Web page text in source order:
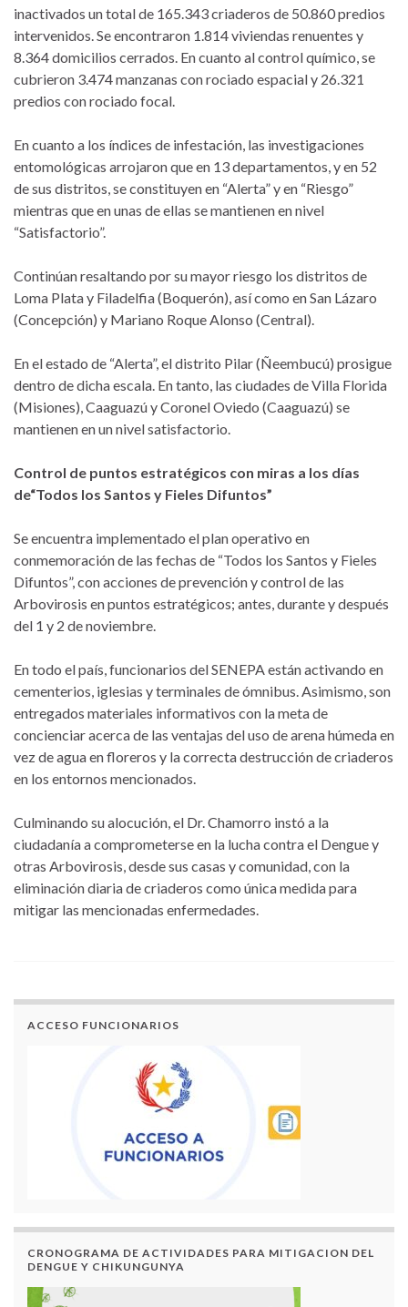
inactivados un total de 165.343 criaderos de 50.860 predios
intervenidos. Se encontraron 1.814 viviendas renuentes y
8.364 domicilios cerrados. En cuanto al control químico, se
cubrieron 3.474 manzanas con rociado espacial y 26.321
predios con rociado focal.
En cuanto a los índices de infestación, las investigaciones
entomológicas arrojaron que en 13 departamentos, y en 52
de sus distritos, se constituyen en “Alerta” y en “Riesgo”
mientras que en unas de ellas se mantienen en nivel
“Satisfactorio”.
Continúan resaltando por su mayor riesgo los distritos de
Loma Plata y Filadelfia (Boquerón), así como en San Lázaro
(Concepción) y Mariano Roque Alonso (Central).
En el estado de “Alerta”, el distrito Pilar (Ñeembucú) prosigue
dentro de dicha escala. En tanto, las ciudades de Villa Florida
(Misiones), Caaguazú y Coronel Oviedo (Caaguazú) se
mantienen en un nivel satisfactorio.
Control de puntos estratégicos con miras a los días
de“Todos los Santos y Fieles Difuntos”
Se encuentra implementado el plan operativo en
conmemoración de las fechas de “Todos los Santos y Fieles
Difuntos”, con acciones de prevención y control de las
Arbovirosis en puntos estratégicos; antes, durante y después
del 1 y 2 de noviembre.
En todo el país, funcionarios del SENEPA están activando en
cementerios, iglesias y terminales de ómnibus. Asimismo, son
entregados materiales informativos con la meta de
concienciar acerca de las ventajas del uso de arena húmeda en
vez de agua en floreros y la correcta destrucción de criaderos
en los entornos mencionados.
Culminando su alocución, el Dr. Chamorro instó a la
ciudadanía a comprometerse en la lucha contra el Dengue y
otras Arbovirosis, desde sus casas y comunidad, con la
eliminación diaria de criaderos como única medida para
mitigar las mencionadas enfermedades.
ACCESO FUNCIONARIOS
CRONOGRAMA DE ACTIVIDADES PARA MITIGACION DEL
DENGUE Y CHIKUNGUNYA